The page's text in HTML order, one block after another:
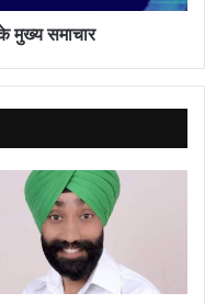
मुख्य समाचार